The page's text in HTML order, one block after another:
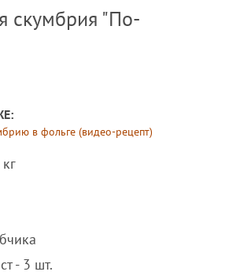
скумбрия "По-
в фольге (видео-рецепт)
- 3 шт.